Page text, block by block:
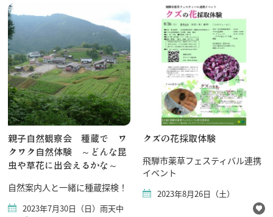
親子自然観察会 種蔵で ワ
クワク自然体験 ～どんな昆
虫や草花に出会えるかな～
自然案内人と一緒に種蔵探検！
2023年7月30日（日）雨天中
クズの花採取体験
飛騨市薬草フェスティバル連携
イベント
2023年8月26日（土）